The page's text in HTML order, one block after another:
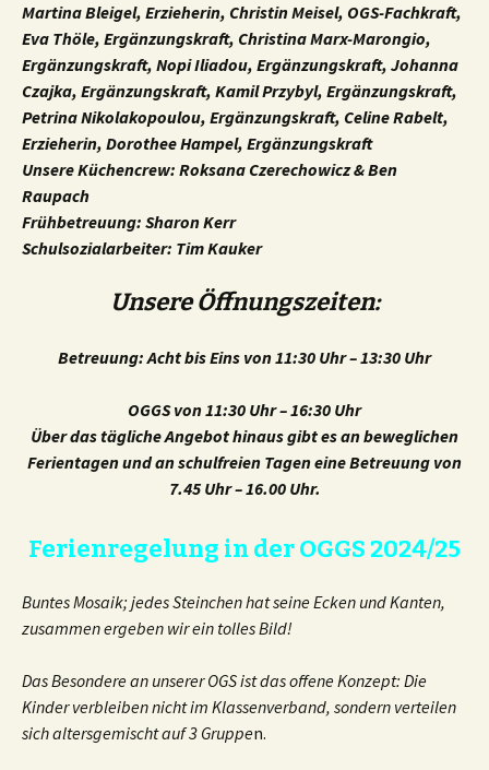
Martina Bleigel, Erzieherin, Christin Meisel, OGS-Fachkraft,
Eva Thöle, Ergänzungskraft, Christina Marx-Marongio,
Ergänzungskraft, Nopi Iliadou, Ergänzungskraft, Johanna
Czajka, Ergänzungskraft, Kamil Przybyl, Ergänzungskraft,
Petrina Nikolakopoulou, Ergänzungskraft, Celine Rabelt,
Erzieherin, Dorothee Hampel, Ergänzungskraft
Unsere Küchencrew: Roksana Czerechowicz & Ben
Raupach
Frühbetreuung: Sharon Kerr
Schulsozialarbeiter: Tim Kauker
Unsere Öffnungszeiten:
Betreuung: Acht bis Eins von 11:30 Uhr – 13:30 Uhr
OGGS von 11:30 Uhr – 16:30 Uhr
Über das tägliche Angebot hinaus gibt es an beweglichen
Ferientagen und an schulfreien Tagen eine Betreuung von
7.45 Uhr – 16.00 Uhr.
Ferienregelung in der OGGS 2024/25
Buntes Mosaik; jedes Steinchen hat seine Ecken und Kanten,
zusammen ergeben wir ein tolles Bild!
Das Besondere an unserer OGS ist das offene Konzept: Die
Kinder verbleiben nicht im Klassenverband, sondern verteilen
sich altersgemischt auf 3 Gruppen.